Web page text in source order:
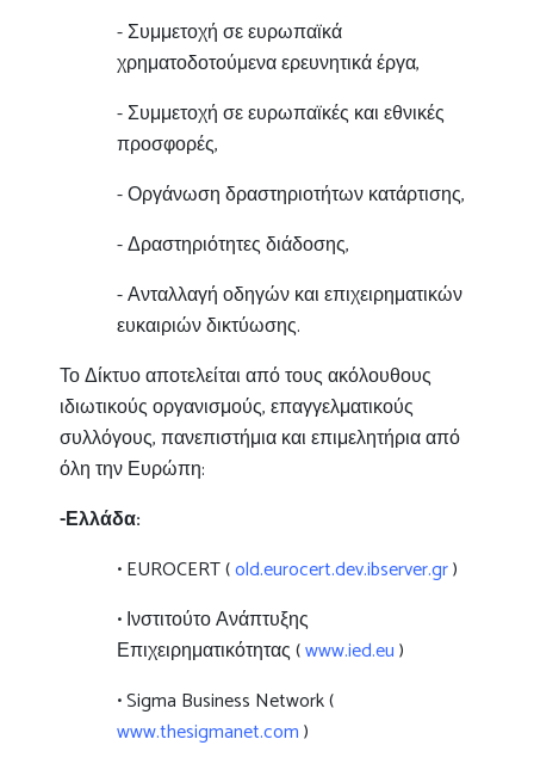
- Συμμετοχή σε ευρωπαϊκά
χρηματοδοτούμενα ερευνητικά έργα,
- Συμμετοχή σε ευρωπαϊκές και εθνικές
προσφορές,
- Οργάνωση δραστηριοτήτων κατάρτισης,
- Δραστηριότητες διάδοσης,
- Ανταλλαγή οδηγών και επιχειρηματικών
ευκαιριών δικτύωσης.
Το Δίκτυο αποτελείται από τους ακόλουθους
ιδιωτικούς οργανισμούς, επαγγελματικούς
συλλόγους, πανεπιστήμια και επιμελητήρια από
όλη την Ευρώπη:
-Ελλάδα:
•EUROCERT(old.eurocert.dev.ibserver.gr)
• Ινστιτούτο Ανάπτυξης
Επιχειρηματικότητας (www.ied.eu)
• Sigma Business Network (
www.thesigmanet.com)